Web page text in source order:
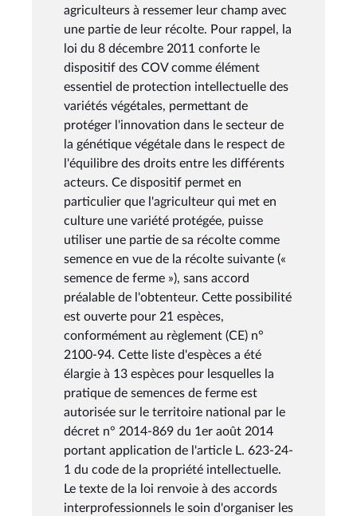
agriculteurs à ressemer leur champ avec
une partie de leur récolte. Pour rappel, la
loi du 8 décembre 2011 conforte le
dispositif des COV comme élément
essentiel de protection intellectuelle des
variétés végétales, permettant de
protéger l'innovation dans le secteur de
la génétique végétale dans le respect de
l'équilibre des droits entre les différents
acteurs. Ce dispositif permet en
particulier que l'agriculteur qui met en
culture une variété protégée, puisse
utiliser une partie de sa récolte comme
semence en vue de la récolte suivante («
semence de ferme »), sans accord
préalable de l'obtenteur. Cette possibilité
est ouverte pour 21 espèces,
conformément au règlement (CE) n°
2100-94. Cette liste d'espèces a été
élargie à 13 espèces pour lesquelles la
pratique de semences de ferme est
autorisée sur le territoire national par le
décret n° 2014-869 du 1er août 2014
portant application de l'article L. 623-24-
1 du code de la propriété intellectuelle.
Le texte de la loi renvoie à des accords
interprofessionnels le soin d'organiser les